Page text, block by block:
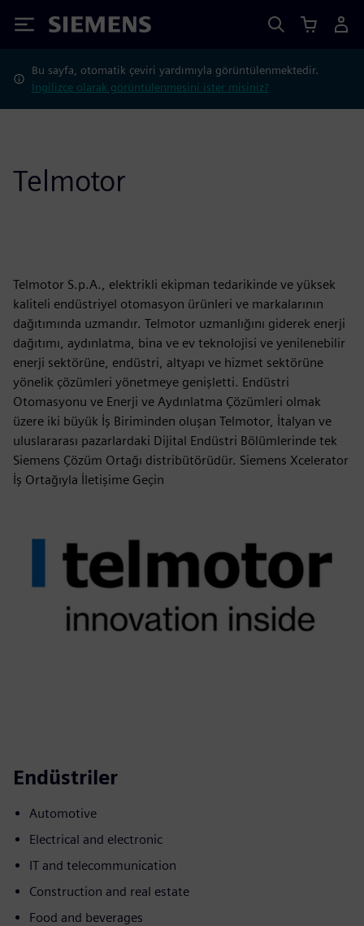
Siemens
Bu sayfa, otomatik çeviri yardımıyla görüntülenmektedir.
İngilizce olarak görüntülenmesini ister misiniz?
Telmotor
Telmotor S.p.A., elektrikli ekipman tedarikinde ve yüksek
kaliteli endüstriyel otomasyon ürünleri ve markalarının
dağıtımında uzmandır. Telmotor uzmanlığını giderek enerji
dağıtımı, aydınlatma, bina ve ev teknolojisi ve yenilenebilir
enerji sektörüne, endüstri, altyapı ve hizmet sektörüne
yönelik çözümleri yönetmeye genişletti. Endüstri
Otomasyonu ve Enerji ve Aydınlatma Çözümleri olmak
üzere iki büyük İş Biriminden oluşan Telmotor, İtalyan ve
uluslararası pazarlardaki Dijital Endüstri Bölümlerinde tek
Siemens Çözüm Ortağı distribütörüdür. Siemens Xcelerator
İş Ortağıyla İletişime Geçin
Endüstriler
Automotive
Electrical and electronic
IT and telecommunication
Construction and real estate
Food and beverages